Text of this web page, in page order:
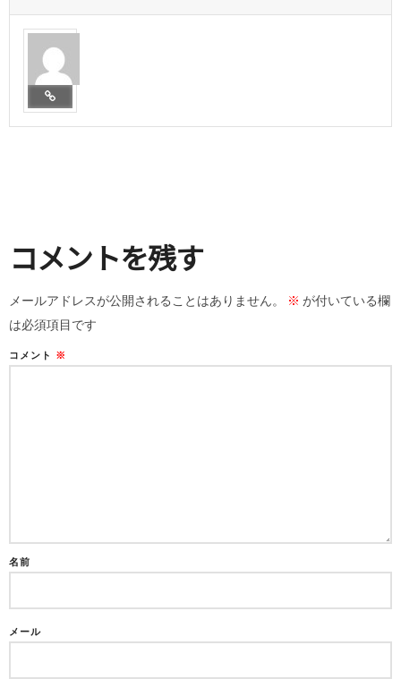
コメントを残す
メールアドレスが公開されることはありません。 ※ が付いている欄
は必須項目です
コメント ※
名前
メール